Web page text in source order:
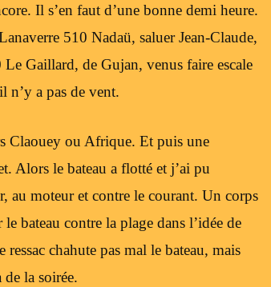
Il s’en faut d’une bonne demi heure.
510 Nadaü, saluer Jean-Claude,
Gaillard, de Gujan, venus faire escale
n’y a pas de vent.
Claouey ou Afrique. Et puis une
Alors le bateau a flotté et j’ai pu
au moteur et contre le courant. Un corps
bateau contre la plage dans l’idée de
chahute pas mal le bateau, mais
la soirée.